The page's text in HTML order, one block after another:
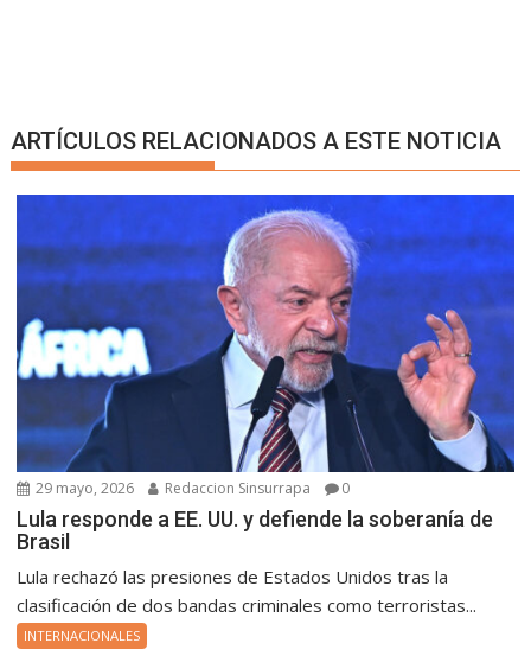
ARTÍCULOS RELACIONADOS A ESTE NOTICIA
29 mayo, 2026 Redaccion Sinsurrapa 0
Lula responde a EE. UU. y defiende la soberanía de
Brasil
Lula rechazó las presiones de Estados Unidos tras la
clasificación de dos bandas criminales como terroristas...
INTERNACIONALES